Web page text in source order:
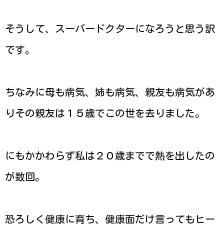
そうして、スーパードクターになろうと思う訳
です。
ちなみに母も病気、姉も病気、親友も病気があ
りその親友は１５歳でこの世を去りました。
にもかかわらず私は２０歳までで熱を出したの
が数回。
恐ろしく健康に育ち、健康面だけ言ってもヒー